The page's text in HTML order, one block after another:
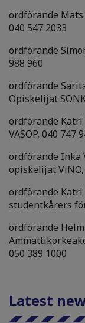
ordförande
040 547 2033
ordförande
988 960
ordförande
Opiskelijat
ordförande
VASOP, 040 747
ordförande Inka
opiskelijat ViNO,
ordförande
studentkårers
ordförande
050 389 1000
Latest